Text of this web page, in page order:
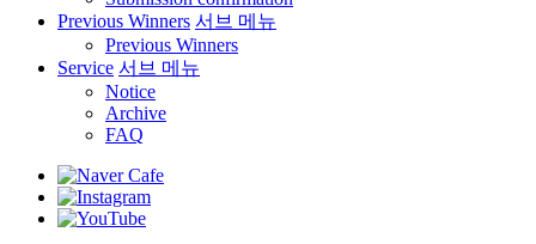
Previous Winners 서브 메뉴
Previous Winners
Service 서브 메뉴
Notice
Archive
FAQ